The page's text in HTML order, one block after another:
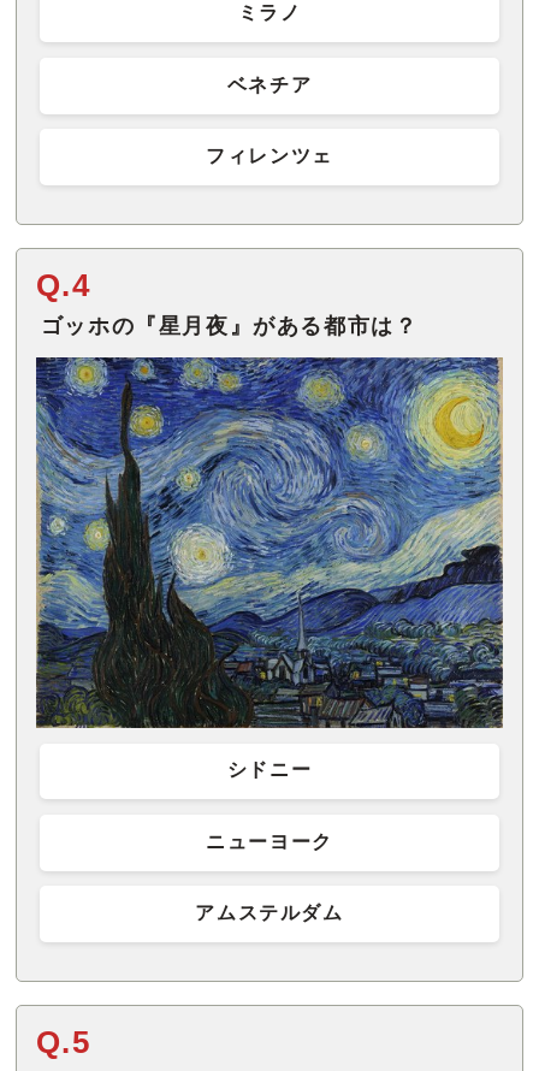
ミラノ
ベネチア
フィレンツェ
Q.4
ゴッホの『星月夜』がある都市は？
シドニー
ニューヨーク
アムステルダム
Q.5